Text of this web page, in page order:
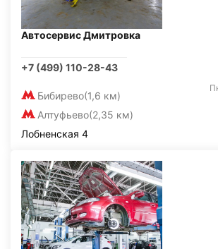
Автосервис Дмитровка
+7 (499) 110-28-43
Бибирево(1,6 км)
Алтуфьево(2,35 км)
Лобненская 4